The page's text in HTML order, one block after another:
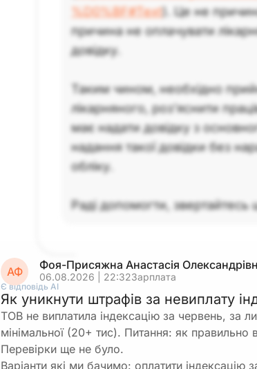
%D0%BF#Text). Це не
причина не оплачувати
довідку.
Таким чином, необхідно
лікарняного, роз’яснити
має надати довідку з
надання такої довідки без
обліку.
Раді допомогти, звертайтесь
АФ Фоя-Присяжна Анастасія
06.08.2026 | 22:32Зарплата
Є відповідь АІ
Як уникнути штрафів за невиплату
ТОВ не виплатила індексацію за червень, за
мінімальної (20+ тис). Питання: як правильно
Перевірки ще не було.
Варіанти які ми бачимо: оплатити індексацію